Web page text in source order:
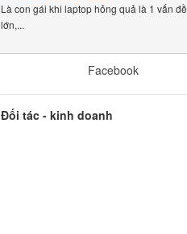
Là con gái khi laptop hỏng quả là 1 vấn đề
lớn,...
Facebook
Đối tác - kinh doanh